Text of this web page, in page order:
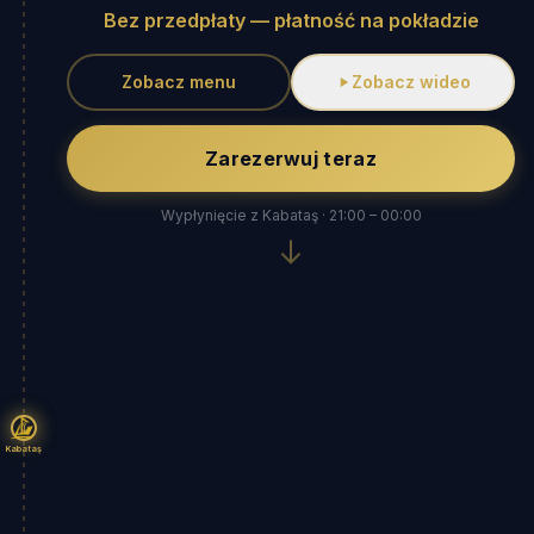
Kabataş
Bez przedpłaty — płatność na pokładzie
Zobacz menu Zobacz wideo
Zarezerwuj teraz
Wypłynięcie z Kabataş · 21:00 – 00:00